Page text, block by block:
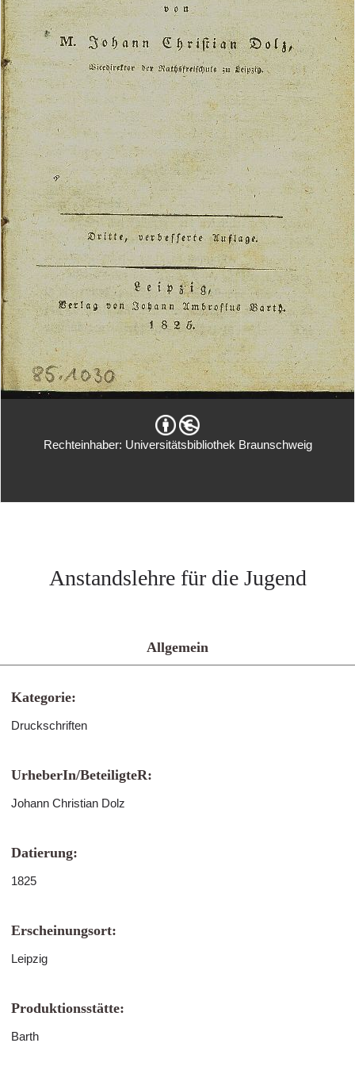
Rechteinhaber: Universitätsbibliothek Braunschweig
Anstandslehre für die Jugend
Allgemein
Kategorie:
Druckschriften
UrheberIn/BeteiligteR:
Johann Christian Dolz
Datierung:
1825
Erscheinungsort:
Leipzig
Produktionsstätte:
Barth